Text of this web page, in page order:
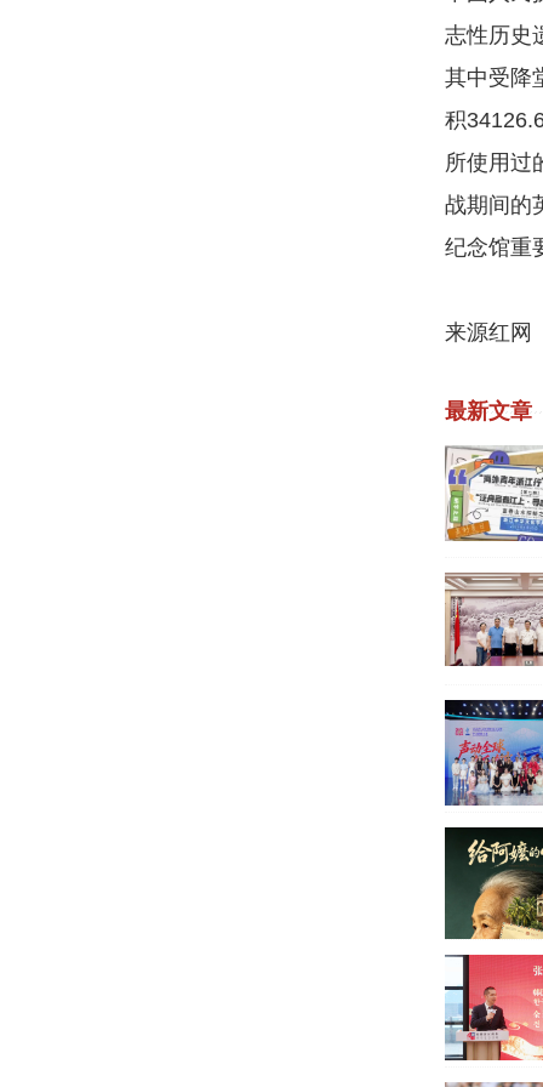
志性历史
其中受降
积
所使用过
战期间的
纪念馆重
来源红网
最新文章